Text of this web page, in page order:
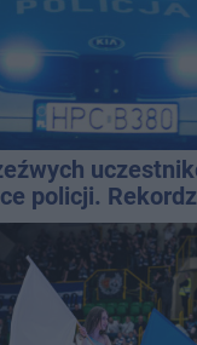
policji.